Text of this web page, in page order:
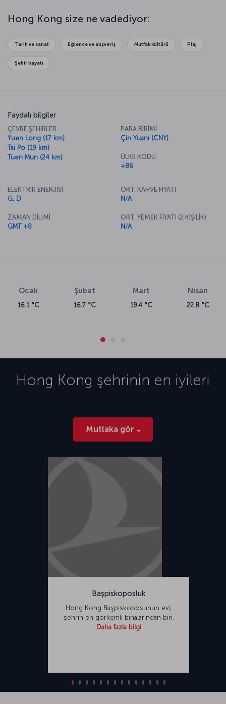
manzarasını seyredebilir, ardından da Hollywood Yolu ya da Wing Lee
Caddesi’nde yaşamın her rengine tanık olabilirsiniz. Hong Kong’da
deneyimi yaşayabileceğiniz gibi, isterseniz Central-Mid-Levels
Egzotik Uzak Doğu mutfak kültürünü tanımak için en doğru
Hong Kong size ne vadediyor:
Tarih ve sanat Eğlence ve alışveriş Mutfak kültürü Plaj
Şehir hayatı
Faydalı bilgiler
ÇEVRE ŞEHİRLER
Yuen Long (17 km)
Tai Po (19 km)
Tuen Mun (24 km)
PARA BİRİMİ
Çin Yuanı (CNY)
ÜLKE KODU
+86
ELEKTRİK ENERJİSİ
G, D
ZAMAN DİLİMİ
GMT +8
ORT. KAHVE FİYATI
N/A
ORT. YEMEK FİYATI (2 KİŞİLİK)
N/A
Ocak
16.1 °C
Şubat
16.7 °C
Mart
19.4 °C
Nisan
22.8 °C
Hong Kong şehrinin en iyileri
Mutlaka gör
Başpiskoposluk
Hong Kong Başpiskoposunun evi,
şehrin en görkemli binalarından biri.
Daha fazla bilgi